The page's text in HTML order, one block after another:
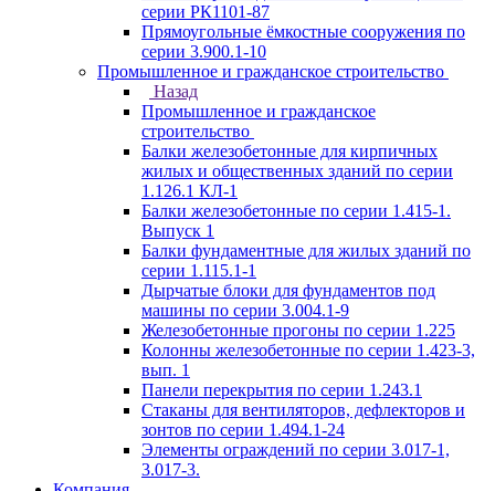
серии РК1101-87
Прямоугольные ёмкостные сооружения по
серии 3.900.1-10
Промышленное и гражданское строительство
Назад
Промышленное и гражданское
строительство
Балки железобетонные для кирпичных
жилых и общественных зданий по серии
1.126.1 КЛ-1
Балки железобетонные по серии 1.415-1.
Выпуск 1
Балки фундаментные для жилых зданий по
серии 1.115.1-1
Дырчатые блоки для фундаментов под
машины по серии 3.004.1-9
Железобетонные прогоны по серии 1.225
Колонны железобетонные по серии 1.423-3,
вып. 1
Панели перекрытия по серии 1.243.1
Стаканы для вентиляторов, дефлекторов и
зонтов по серии 1.494.1-24
Элементы ограждений по серии 3.017-1,
3.017-3.